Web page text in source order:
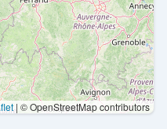
| © OpenStreetMap contributors